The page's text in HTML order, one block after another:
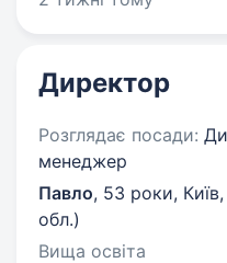
Директор
Розглядає посади:
менеджер
Павло, 53 роки,
обл.)
Вища освіта